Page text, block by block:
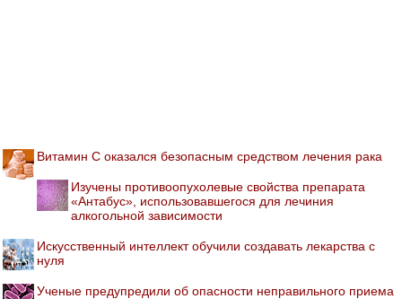
Витамин С оказался безопасным средством лечения рака
Изучены противоопухолевые свойства препарата
«Антабус», использовавшегося для лечиния
алкогольной зависимости
Искусственный интеллект обучили создавать лекарства с
нуля
Ученые предупредили об опасности неправильного приема